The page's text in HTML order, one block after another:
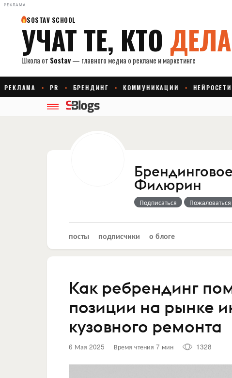
РЕКЛАМА
Филюрин
Подписаться Пожаловаться
посты подписчики о блоге
Как ребрендинг
позиции на рынке
кузовного ремонта
6 Мая 2025 Время чтения 7 мин 1328